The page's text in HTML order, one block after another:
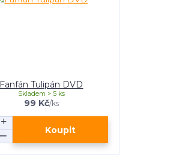
Fanfán Tulipán DVD
99 Kč/ks
Skladem > 5 ks
Koupit